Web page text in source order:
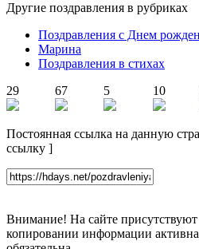
Другие поздравления в рубриках
Поздравления с Днем
Марина
Поздравления в стихах
29
67 5 10
Постоянная ссылка на данную
ссылку ]
Внимание! На сайте
копировании информации